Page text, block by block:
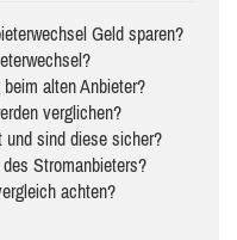
Geld sparen?
alten Anbieter?
verglichen?
und sind diese sicher?
Stromanbieters?
achten?